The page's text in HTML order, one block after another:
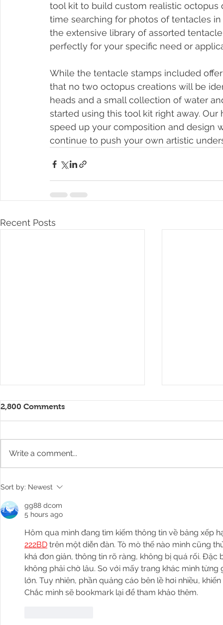
tool kit to build custom realistic
time searching for photos of tentacles
the extensive library of assorted
perfectly for your specific need or
While the tentacle stamps included
that no two octopus creations will be
heads and a small collection of water
started using this tool kit right away.
speed up your composition and design
continue to push your own artistic
Recent Posts
Mondial du Tatouage 2020
is coming!
2,800 Comments
Write a comment...
Sort by: Newest
gg88 dcom
5 hours ago
Hôm qua mình đang tìm kiếm thông tin về bảng xếp
222BD trên một diễn đàn. Tò mò thế nào mình cũng
khá đơn giản, thông tin rõ ràng, không bị quá rối.
không phải chờ lâu. So với mấy trang khác mình
lớn. Tuy nhiên, phần quảng cáo bên lề hơi nhiều,
Chắc mình sẽ bookmark lại để tham khảo thêm.